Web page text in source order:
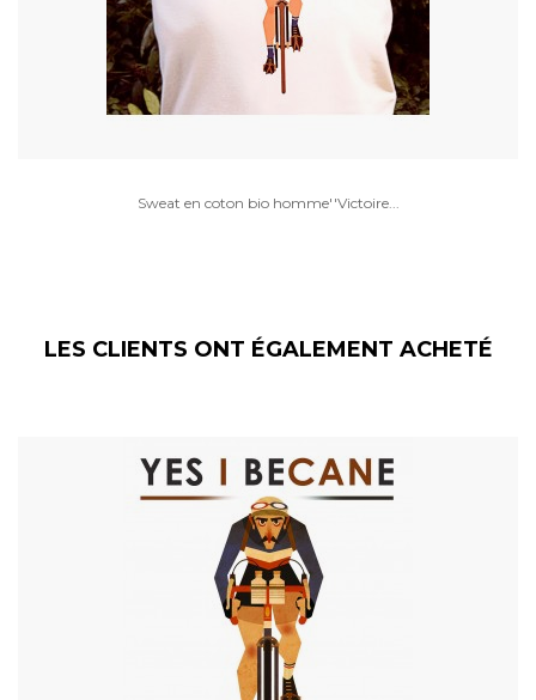
Sweat en coton bio homme''Victoire...
LES CLIENTS ONT ÉGALEMENT ACHETÉ